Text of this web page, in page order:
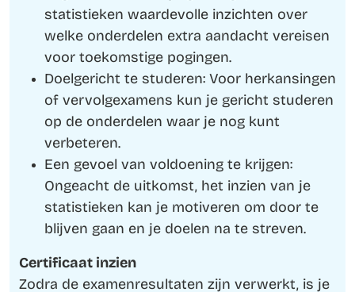
statistieken waardevolle inzichten over
welke onderdelen extra aandacht vereisen
voor toekomstige pogingen.
Doelgericht te studeren: Voor herkansingen
of vervolgexamens kun je gericht studeren
op de onderdelen waar je nog kunt
verbeteren.
Een gevoel van voldoening te krijgen:
Ongeacht de uitkomst, het inzien van je
statistieken kan je motiveren om door te
blijven gaan en je doelen na te streven.
Certificaat inzien
Zodra de examenresultaten zijn verwerkt, is je